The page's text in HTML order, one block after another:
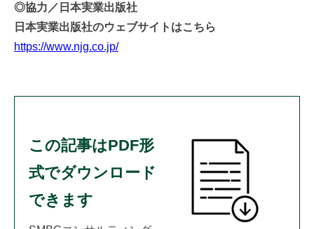
◎協力／日本実業出版社
日本実業出版社のウェブサイトはこちら
https://www.njg.co.jp/
この記事はPDF形
式でダウンロード
できます